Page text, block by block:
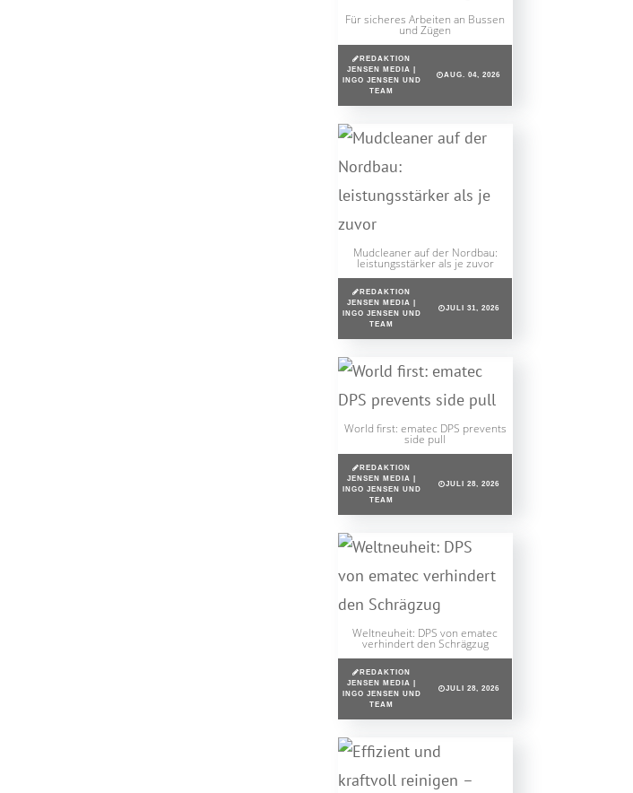
Für sicheres Arbeiten an Bussen
und Zügen
REDAKTION
JENSEN MEDIA |
INGO JENSEN UND
TEAM
AUG. 04, 2026
Mudcleaner auf der Nordbau:
leistungsstärker als je zuvor
REDAKTION
JENSEN MEDIA |
INGO JENSEN UND
TEAM
JULI 31, 2026
World first: ematec DPS prevents
side pull
REDAKTION
JENSEN MEDIA |
INGO JENSEN UND
TEAM
JULI 28, 2026
Weltneuheit: DPS von ematec
verhindert den Schrägzug
REDAKTION
JENSEN MEDIA |
INGO JENSEN UND
TEAM
JULI 28, 2026